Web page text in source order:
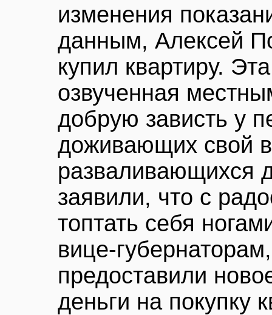
изменения
данным, Алексей
купил квартиру.
озвученная
добрую зависть у
доживающих свой
разваливающихся
заявили, что с
топтать себя
вице-
предоставили
деньги на покупку